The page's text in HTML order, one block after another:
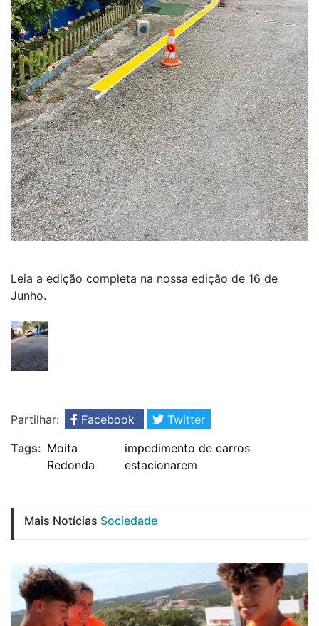
Leia a edição completa na nossa edição de 16 de
Junho.
Partilhar: Facebook
Twitter
Tags: Moita
Redonda
impedimento de carros
estacionarem
Mais Notícias Sociedade